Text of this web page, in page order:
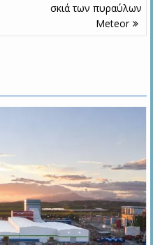
σκιά των πυραύλων
Meteor